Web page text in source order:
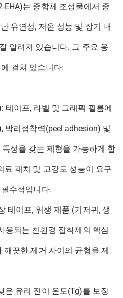
EHA)는 중합체 조성물에서 중
유연성, 저온 성능 및 장기 내
알려져 있습니다. 그 주요 응
걸쳐 있습니다:
테이프, 라벨 및 그래픽 필름에
박리접착력(peel adhesion) 및
성을 갖는 제형을 가능하게 합
료 패치 및 고강도 성능이 요구
수적입니다.
테이프, 위생 제품 (기저귀, 생
용되는 친환경 접착제의 핵심
끗한 제거 사이의 균형을 제
은 유리 전이 온도(Tg)를 보장